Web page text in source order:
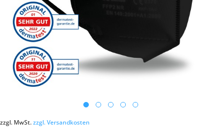
zzgl. MwSt.zzgl. Versandkosten